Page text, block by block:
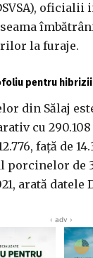
oficialii
la furaje.
pentru hibrizii
din Sălaj
cu
faţă de
porcinelor de
arată datele
‹ adv ›